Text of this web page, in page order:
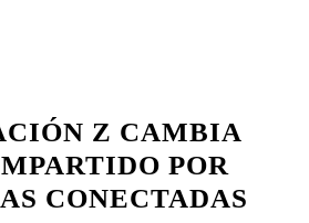
Z CAMBIA
POR
CONECTADAS